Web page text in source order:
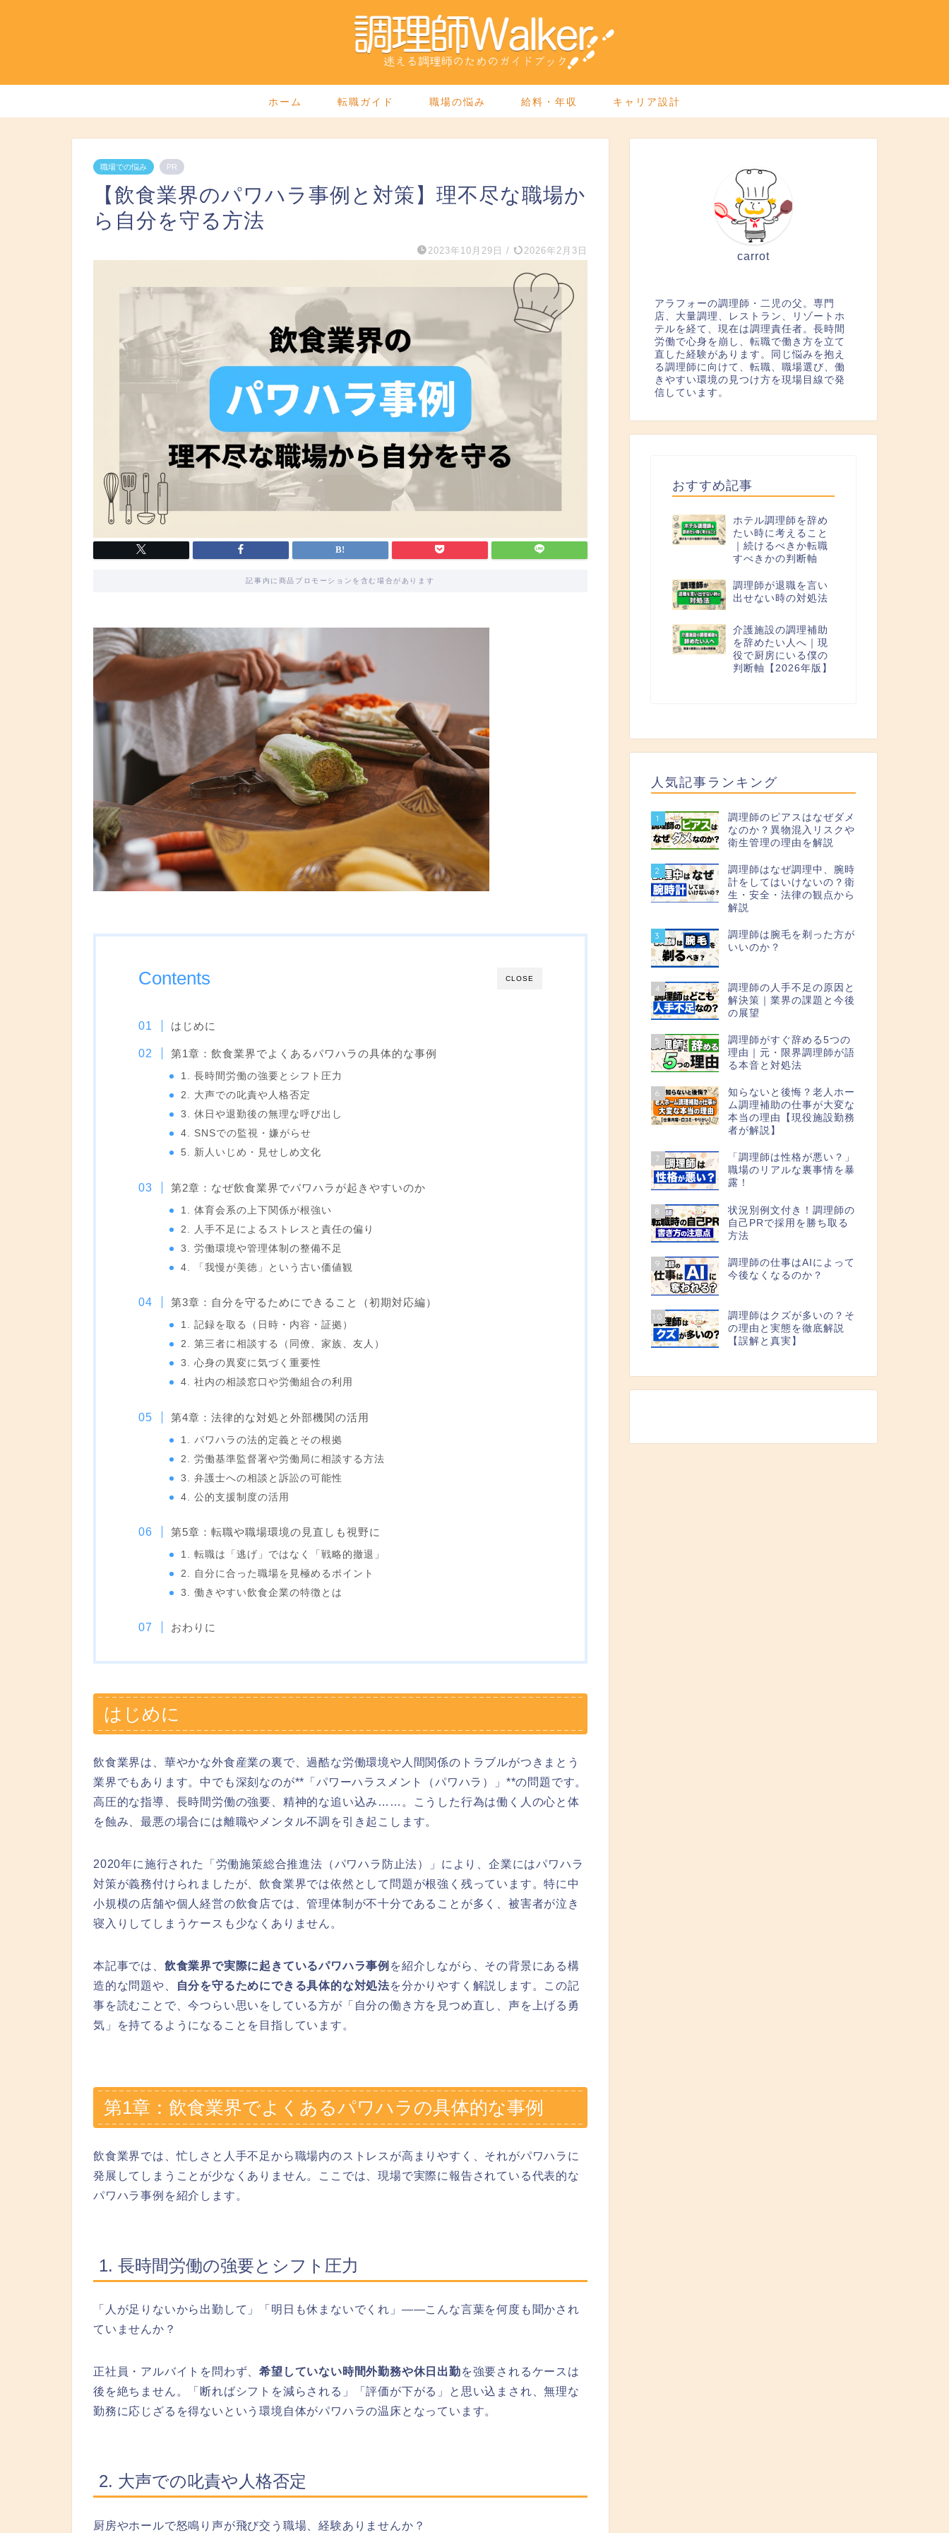
ホーム 転職ガイド 職場の悩み 給料・年収 キャリア設計
職場での悩み PR
【飲食業界のパワハラ事例と対策】理不尽な職場か
ら自分を守る方法
2023年10月29日 / 2026年2月3日
記事内に商品プロモーションを含む場合があります
CLOSE
Contents
はじめに
第1章：飲食業界でよくあるパワハラの具体的な事例
1. 長時間労働の強要とシフト圧力
2. 大声での叱責や人格否定
3. 休日や退勤後の無理な呼び出し
4. SNSでの監視・嫌がらせ
5. 新人いじめ・見せしめ文化
第2章：なぜ飲食業界でパワハラが起きやすいのか
1. 体育会系の上下関係が根強い
2. 人手不足によるストレスと責任の偏り
3. 労働環境や管理体制の整備不足
4. 「我慢が美徳」という古い価値観
第3章：自分を守るためにできること（初期対応編）
1. 記録を取る（日時・内容・証拠）
2. 第三者に相談する（同僚、家族、友人）
3. 心身の異変に気づく重要性
4. 社内の相談窓口や労働組合の利用
第4章：法律的な対処と外部機関の活用
1. パワハラの法的定義とその根拠
2. 労働基準監督署や労働局に相談する方法
3. 弁護士への相談と訴訟の可能性
4. 公的支援制度の活用
第5章：転職や職場環境の見直しも視野に
1. 転職は「逃げ」ではなく「戦略的撤退」
2. 自分に合った職場を見極めるポイント
3. 働きやすい飲食企業の特徴とは
おわりに
はじめに
飲食業界は、華やかな外食産業の裏で、過酷な労働環境や人間関係のトラブルがつきまとう
業界でもあります。中でも深刻なのが**「パワーハラスメント（パワハラ）」**の問題です。
高圧的な指導、長時間労働の強要、精神的な追い込み……。こうした行為は働く人の心と体
を蝕み、最悪の場合には離職やメンタル不調を引き起こします。
2020年に施行された「労働施策総合推進法（パワハラ防止法）」により、企業にはパワハラ
対策が義務付けられましたが、飲食業界では依然として問題が根強く残っています。特に中
小規模の店舗や個人経営の飲食店では、管理体制が不十分であることが多く、被害者が泣き
寝入りしてしまうケースも少なくありません。
本記事では、 飲食業界で実際に起きているパワハラ事例 を紹介しながら、その背景にある構
造的な問題や、
自分を守るためにできる具体的な対処法を分かりやすく解説します。この記
事を読むことで、今つらい思いをしている方が「自分の働き方を見つめ直し、声を上げる勇
気」を持てるようになることを目指しています。
第1章：飲食業界でよくあるパワハラの具体的な事例
飲食業界では、忙しさと人手不足から職場内のストレスが高まりやすく、それがパワハラに
発展してしまうことが少なくありません。ここでは、現場で実際に報告されている代表的な
パワハラ事例を紹介します。
1. 長時間労働の強要とシフト圧力
「人が足りないから出勤して」「明日も休まないでくれ」——こんな言葉を何度も聞かされ
ていませんか？
正社員・アルバイトを問わず、希望していない時間外勤務や休日出勤を強要されるケースは
後を絶ちません。「断ればシフトを減らされる」「評価が下がる」と思い込まされ、無理な
勤務に応じざるを得ないという環境自体がパワハラの温床となっています。
2. 大声での叱責や人格否定
厨房やホールで怒鳴り声が飛び交う職場、経験ありませんか？
carrot
アラフォーの調理師・二児の父。専門
店、大量調理、レストラン、リゾートホ
テルを経て、現在は調理責任者。長時間
労働で心身を崩し、転職で働き方を立て
直した経験があります。同じ悩みを抱え
る調理師に向けて、転職、職場選び、働
きやすい環境の見つけ方を現場目線で発
信しています。
おすすめ記事
ホテル調理師を辞め
たい時に考えること
｜続けるべきか転職
すべきかの判断軸
調理師が退職を言い
出せない時の対処法
介護施設の調理補助
を辞めたい人へ｜現
役で厨房にいる僕の
判断軸【2026年版】
人気記事ランキング
1
調理師のピアスはなぜダメ
なのか？異物混入リスクや
衛生管理の理由を解説
2
調理師はなぜ調理中、腕時
計をしてはいけないの？衛
生・安全・法律の観点から
解説
3
調理師は腕毛を剃った方が
いいのか？
4
調理師の人手不足の原因と
解決策｜業界の課題と今後
の展望
5
調理師がすぐ辞める5つの
理由｜元・限界調理師が語
る本音と対処法
6
知らないと後悔？老人ホー
ム調理補助の仕事が大変な
本当の理由【現役施設勤務
者が解説】
7
「調理師は性格が悪い？」
職場のリアルな裏事情を暴
露！
8
状況別例文付き！調理師の
自己PRで採用を勝ち取る
方法
9
調理師の仕事はAIによって
今後なくなるのか？
10
調理師はクズが多いの？そ
の理由と実態を徹底解説
【誤解と真実】